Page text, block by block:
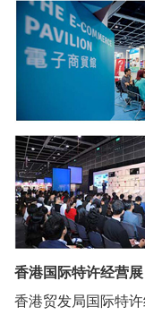
香港国际特许经营展
香港贸发局国际特